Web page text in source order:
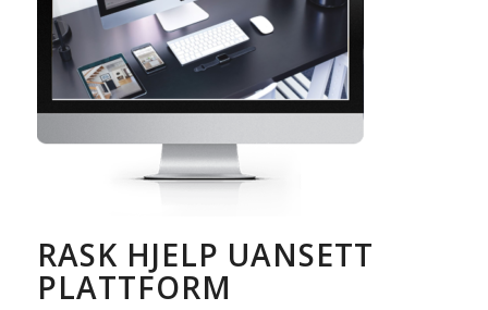
RASK HJELP UANSETT
PLATTFORM